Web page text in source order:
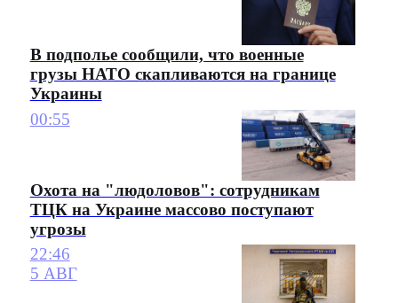
В подполье сообщили, что военные
грузы НАТО скапливаются на границе
Украины
00:55
Охота на "людоловов": сотрудникам
ТЦК на Украине массово поступают
угрозы
22:46
5 АВГ